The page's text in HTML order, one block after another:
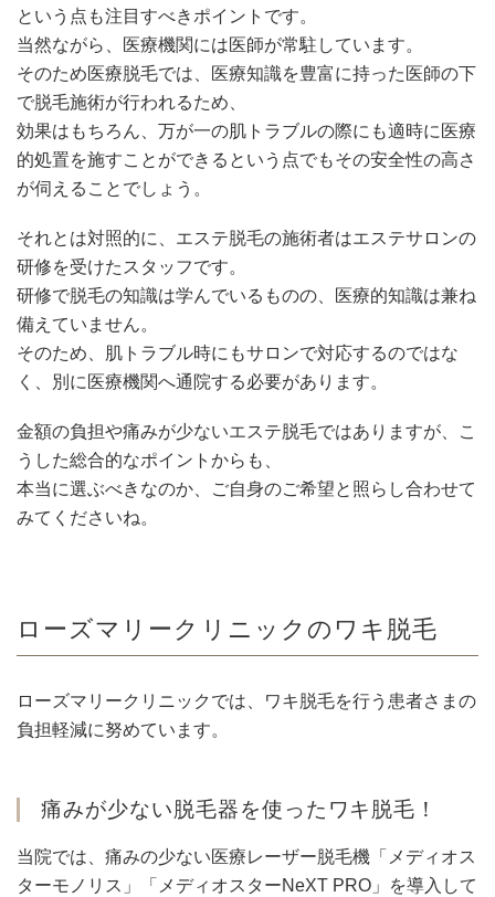
という点も注目すべきポイントです。
当然ながら、医療機関には医師が常駐しています。
そのため医療脱毛では、医療知識を豊富に持った医師の下
で脱毛施術が行われるため、
効果はもちろん、万が一の肌トラブルの際にも適時に医療
的処置を施すことができるという点でもその安全性の高さ
が伺えることでしょう。
それとは対照的に、エステ脱毛の施術者はエステサロンの
研修を受けたスタッフです。
研修で脱毛の知識は学んでいるものの、医療的知識は兼ね
備えていません。
そのため、肌トラブル時にもサロンで対応するのではな
く、別に医療機関へ通院する必要があります。
金額の負担や痛みが少ないエステ脱毛ではありますが、こ
うした総合的なポイントからも、
本当に選ぶべきなのか、ご自身のご希望と照らし合わせて
みてくださいね。
ローズマリークリニックのワキ脱毛
ローズマリークリニックでは、ワキ脱毛を行う患者さまの
負担軽減に努めています。
痛みが少ない脱毛器を使ったワキ脱毛！
当院では、痛みの少ない医療レーザー脱毛機「メディオス
ターモノリス」「メディオスターNeXT PRO」を導入して